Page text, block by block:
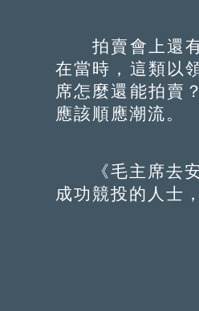
拍賣會上還有
在當時，這類以
席怎麼還能拍賣
應該順應潮流。
《毛主席去安
成功競投的人士